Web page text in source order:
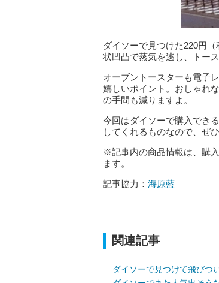
ダイソーで見つけた220円
状凹凸で蒸気を逃し、トー
オーブントースターも電子
嬉しいポイント。おしゃれ
の手間も減りますよ。
今回はダイソーで購入でき
してくれるものなので、ぜ
※記事内の商品情報は、購
ます。
記事協力： 海原藍
関連記事
ダイソーで見つけて飛びつ